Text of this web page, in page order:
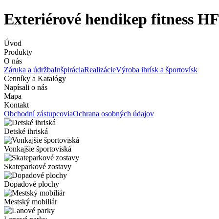
Exteriérové hendikep fitness
Úvod
Produkty
O nás
Záruka a údržbaInšpiráciaRealizácieVýroba ihrísk a športovísk
Cenníky a Katalógy
Napísali o nás
Mapa
Kontakt
Obchodní zástupcoviaOchrana osobných údajov
Detské ihriská
Vonkajšie športoviská
Skateparkové zostavy
Dopadové plochy
Mestský mobiliár